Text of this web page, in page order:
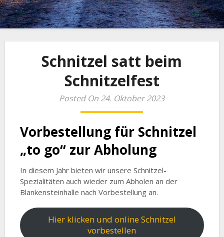
Schnitzel satt beim
Schnitzelfest
Posted On 24. Oktober 2023
Vorbestellung für Schnitzel
„to go“ zur Abholung
In diesem Jahr bieten wir unsere Schnitzel-
Spezialitäten auch wieder zum Abholen an der
Blankensteinhalle nach Vorbestellung an.
Hier klicken und online Schnitzel
vorbestellen